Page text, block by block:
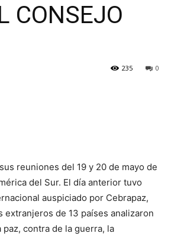
CONSEJO
0
235
reuniones del 19 y 20 de mayo de
del Sur. El día anterior tuvo
auspiciado por Cebrapaz,
de 13 países analizaron
contra de la guerra, la